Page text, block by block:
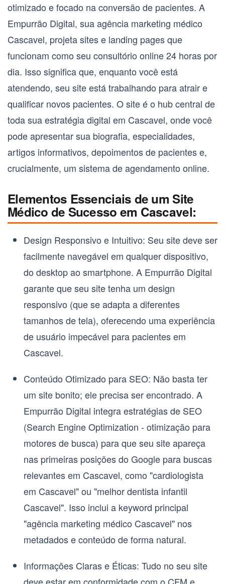
otimizado e focado na conversão de pacientes. A
Empurrão Digital, suaagência marketing médico
Cascavel, projeta sites e landing pagesque
funcionam como seu consultório online 24 horas por
dia. Isso significa que, enquanto você está
atendendo, seu site está trabalhando para atrair e
qualificar novos pacientes. O site é o hub central de
toda sua estratégia digital em Cascavel, onde você
pode apresentar sua biografia, especialidades,
artigos informativos, depoimentos de pacientes e,
crucialmente, um sistema de agendamento online.
Elementos Essenciais de um Site
Médico de Sucesso em Cascavel:
Design Responsivo e Intuitivo: Seu site deve ser
facilmente navegável em qualquer dispositivo,
do desktop ao smartphone. A Empurrão Digital
garante que seu site tenha um design
responsivo (que se adapta a diferentes
tamanhos de tela), oferecendo uma experiência
de usuário impecável para pacientes em
Cascavel.
Conteúdo Otimizado para SEO: Não basta ter
um site bonito; ele precisa ser encontrado. A
Empurrão Digital integra estratégias de SEO
(Search Engine Optimization - otimização para
motores de busca) para que seu site apareça
nas primeiras posições do Google para buscas
relevantes em Cascavel, como "cardiologista
em Cascavel" ou "melhor dentista infantil
Cascavel". Isso inclui a keyword principal
"agência marketing médico Cascavel" nos
metadados e conteúdo de forma natural.
Informações Claras e Éticas: Tudo no seu site